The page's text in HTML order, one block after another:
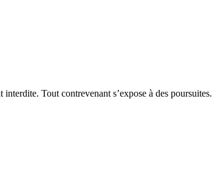
Tout contrevenant s’expose à des poursuites.